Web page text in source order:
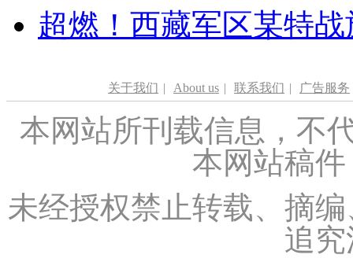
超燃！西藏军区某特
关于我们 | About us | 联系我们 | 广告服务
本网站所刊载信息，不
本网站稿
未经授权禁止转载、摘
追